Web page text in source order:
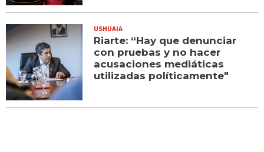
USHUAIA
Riarte: “Hay que denunciar
con pruebas y no hacer
acusaciones mediáticas
utilizadas políticamente"